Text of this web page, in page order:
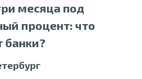
месяца под
процент: что
банки?